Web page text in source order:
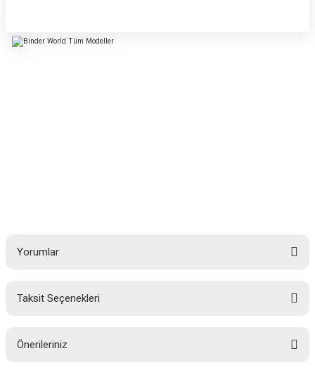
Yorumlar
Taksit Seçenekleri
Önerileriniz